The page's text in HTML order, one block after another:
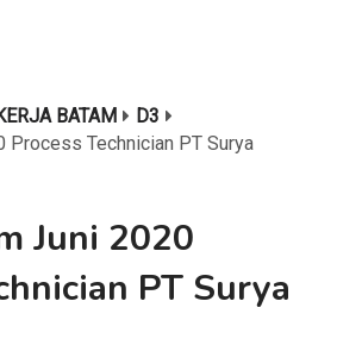
BATAM
D3
Process Technician PT Surya
Juni 2020
PT Surya